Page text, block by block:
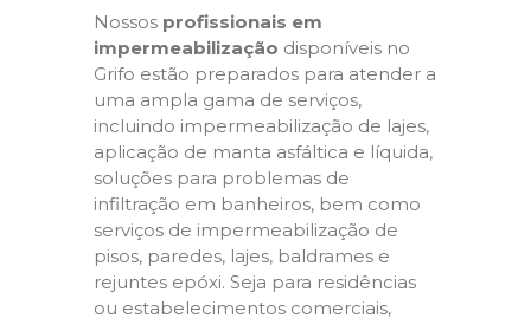
Nossos profissionais em
impermeabilização disponíveis no
Grifo estão preparados para atender a
uma ampla gama de serviços,
incluindo impermeabilização de lajes,
aplicação de manta asfáltica e líquida,
soluções para problemas de
infiltração em banheiros, bem como
serviços de impermeabilização de
pisos, paredes, lajes, baldrames e
rejuntes epóxi. Seja para residências
ou estabelecimentos comerciais,